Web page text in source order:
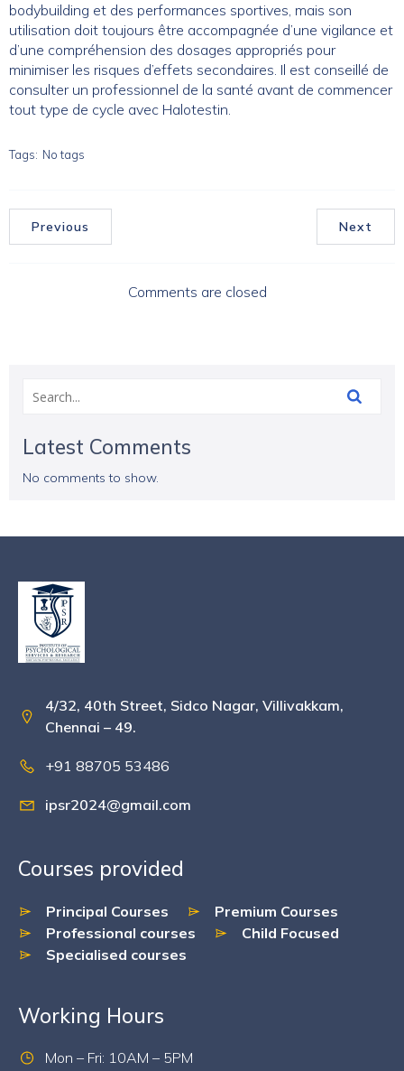
bodybuilding et des performances sportives, mais son
utilisation doit toujours être accompagnée d’une vigilance et
d’une compréhension des dosages appropriés pour
minimiser les risques d’effets secondaires. Il est conseillé de
consulter un professionnel de la santé avant de commencer
tout type de cycle avec Halotestin.
Tags: No tags
Previous Next
Comments are closed
Latest Comments
No comments to show.
4/32, 40th Street, Sidco Nagar, Villivakkam,
Chennai – 49.
+91 88705 53486
ipsr2024@gmail.com
Courses provided
Principal Courses
Premium Courses
Professional courses
Child Focused
Specialised courses
Working Hours
Mon – Fri: 10AM – 5PM